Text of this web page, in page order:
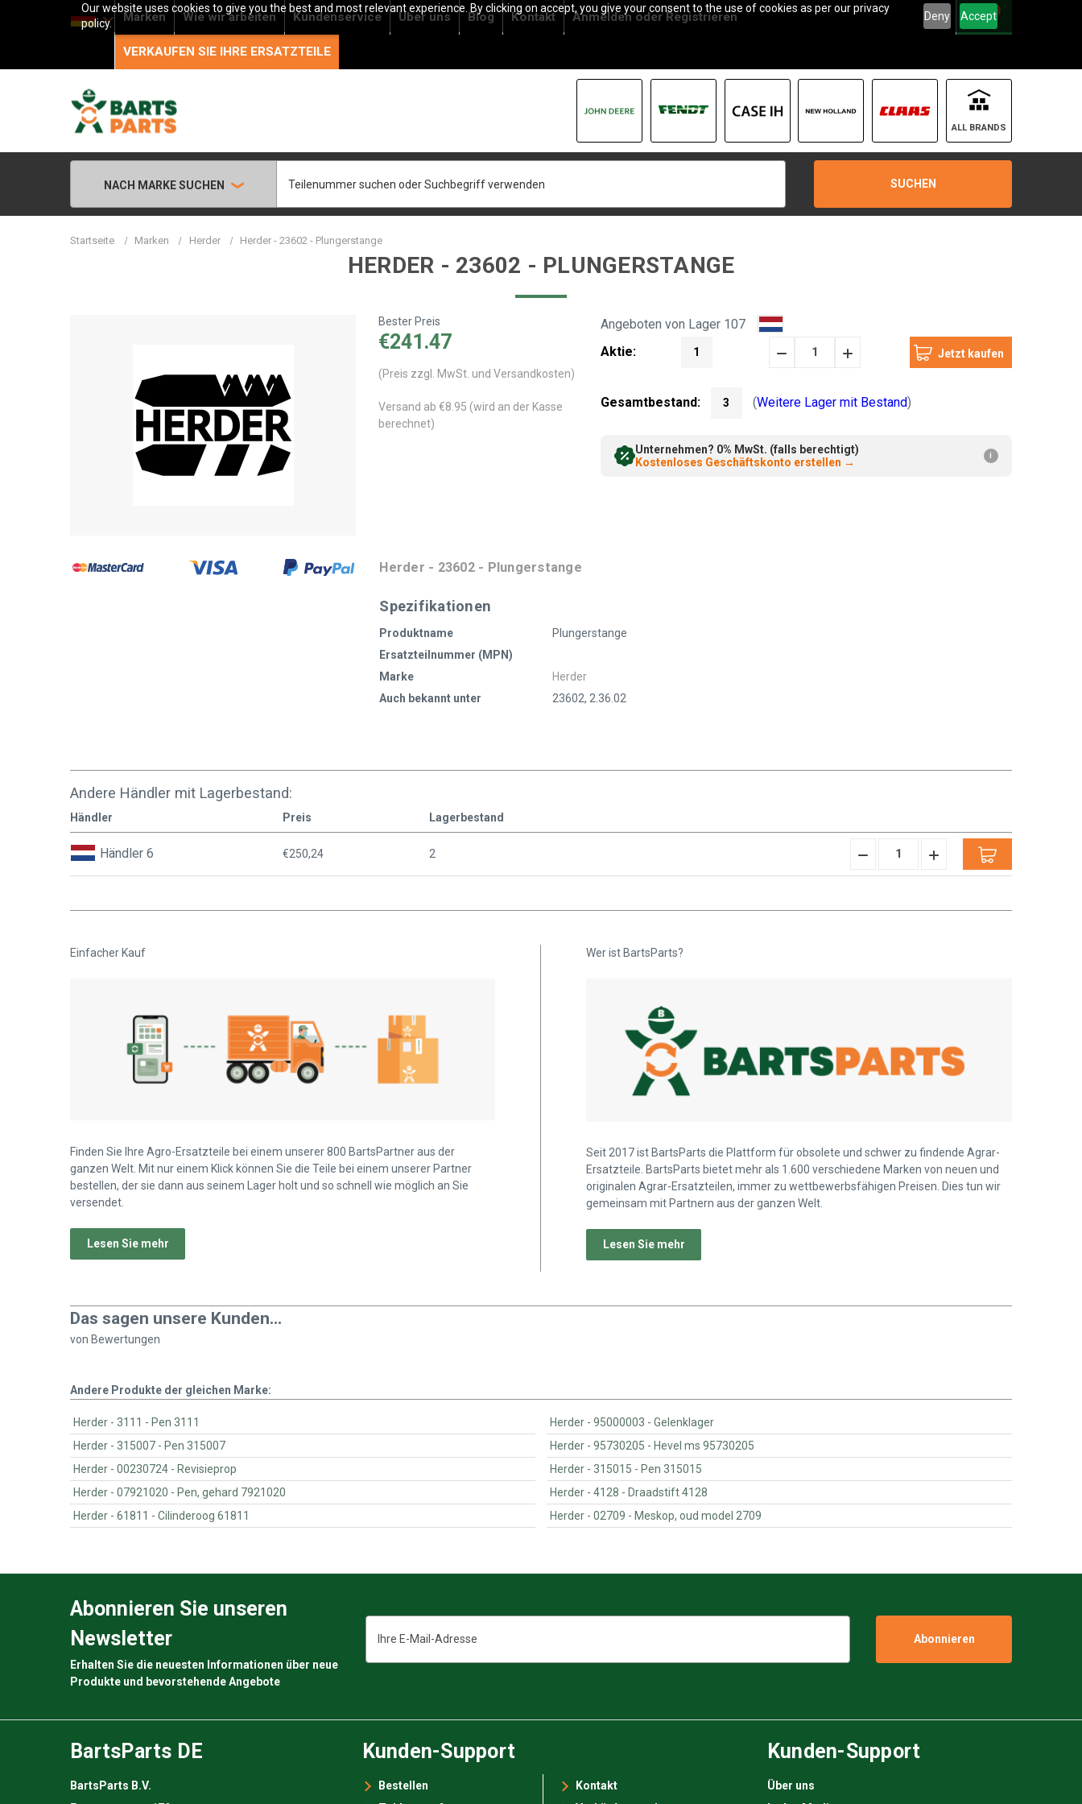
Our website uses cookies to give you the best and most relevant experience. By clicking on accept, you give your consent to the use of cookies as per our privacy
policy.
Deny Accept
Marken Wie wir arbeiten Kundenservice Über uns Blog Kontakt AnmeldenoderRegistrieren
VERKAUFEN SIE IHRE ERSATZTEILE
0
ALL BRANDS
NACH MARKE SUCHEN
SUCHEN
Startseite Marken Herder Herder - 23602 - Plungerstange
HERDER - 23602 - PLUNGERSTANGE
Bester Preis
€241.47
(Preis zzgl. MwSt. und Versandkosten)
Versand ab €8.95 (wird an der Kasse
berechnet)
Angeboten von Lager 107
Aktie:
1 Menge Menge
Gesamtbestand: 3 (Weitere Lager mit Bestand)
Unternehmen? 0% MwSt. (falls berechtigt)
Kostenloses Geschäftskonto erstellen → i
Herder - 23602 - Plungerstange
Spezifikationen
Produktname
Plungerstange
Ersatzteilnummer (MPN)
Marke
Herder
Auch bekannt unter
23602, 2.36.02
Andere Händler mit Lagerbestand:
Händler Preis Lagerbestand
Händler 6 €250,24 2 Menge Menge
Einfacher Kauf
Finden Sie Ihre Agro-Ersatzteile bei einem unserer 800 BartsPartner aus der
ganzen Welt. Mit nur einem Klick können Sie die Teile bei einem unserer Partner
bestellen, der sie dann aus seinem Lager holt und so schnell wie möglich an Sie
versendet.
Lesen Sie mehr
Wer ist BartsParts?
Seit 2017 ist BartsParts die Plattform für obsolete und schwer zu findende Agrar-
Ersatzteile. BartsParts bietet mehr als 1.600 verschiedene Marken von neuen und
originalen Agrar-Ersatzteilen, immer zu wettbewerbsfähigen Preisen. Dies tun wir
gemeinsam mit Partnern aus der ganzen Welt.
Lesen Sie mehr
Das sagen unsere Kunden...
von Bewertungen
Andere Produkte der gleichen Marke:
Herder - 3111 - Pen 3111
Herder - 315007 - Pen 315007
Herder - 00230724 - Revisieprop
Herder - 07921020 - Pen, gehard 7921020
Herder - 61811 - Cilinderoog 61811
Herder - 95000003 - Gelenklager
Herder - 95730205 - Hevel ms 95730205
Herder - 315015 - Pen 315015
Herder - 4128 - Draadstift 4128
Herder - 02709 - Meskop, oud model 2709
Abonnieren Sie unseren
Newsletter
Erhalten Sie die neuesten Informationen über neue
Produkte und bevorstehende Angebote
Mail-
Kunden-Support
Bestellen
Kontakt
Kunden-Support
Über uns
BartsParts DE
BartsParts B.V.